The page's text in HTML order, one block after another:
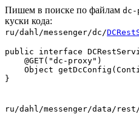
Пишем в поиске по файлам dc-
куски кода:
ru/dahl/messenger/dc/
public interface
    @GET("dc-proxy")
Object
ru/dahl/messenger/data/